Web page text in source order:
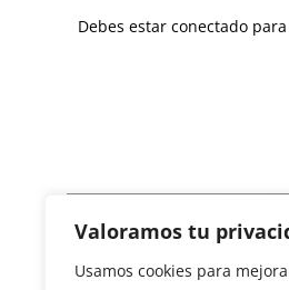
Valoramos tu
Usamos cookies para
Debes estar conectado
Revista del Sector